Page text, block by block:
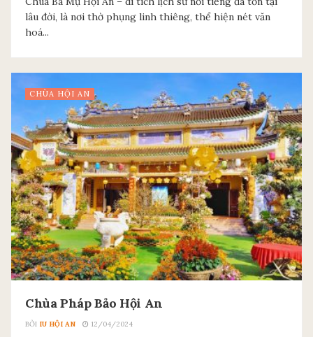
lâu đời, là nơi thờ phụng linh thiêng, thể hiện nét văn
hoá...
CHÙA HỘI AN
Chùa Pháp Bảo Hội An
BỞI IU HỘI AN 12/04/2024